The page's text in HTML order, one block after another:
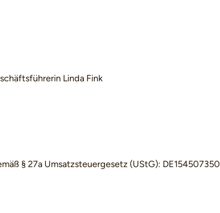
Linda Fink
§ 27a Umsatzsteuergesetz (UStG): DE154507350